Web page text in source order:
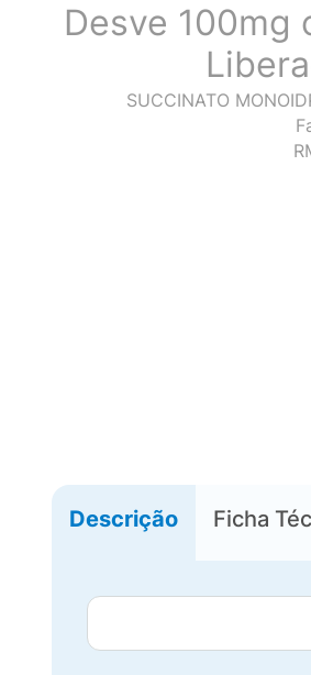
Desve 100mg
SUCCINATO
Descrição Ficha